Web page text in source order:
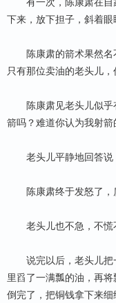
下来，放下担子，斜着眼
陈康肃的箭术果然名不
只有那位卖油的老头儿，
陈康肃见老头儿似乎有
箭吗？难道你认为我射
老头儿平静地回答说：
陈康肃终于发怒了，
老头儿也不急，不慌不
说完以后，老头儿把一
里舀了一满瓢的油，再
倒完了，把铜钱拿下来